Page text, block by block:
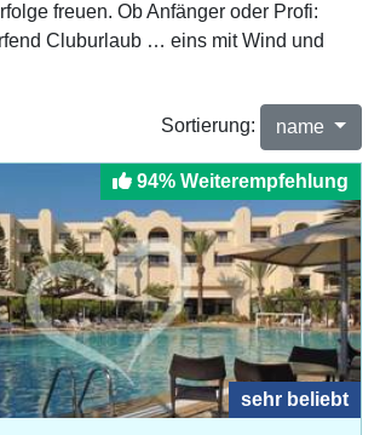
freuen. Ob Anfänger oder Profi:
Cluburlaub … eins mit Wind und
Sortierung: name
94% Weiterempfehlung
sehr beliebt